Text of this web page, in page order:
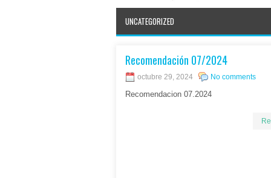
UNCATEGORIZED
Recomendación 07/2024
octubre 29, 2024 No comments
Recomendacion 07.2024